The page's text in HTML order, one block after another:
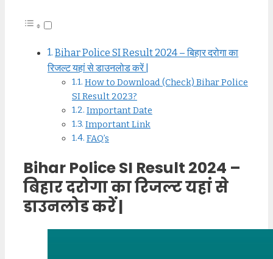
Bihar Police SI Result 2024 – बिहार दरोगा का
रिजल्ट यहां से डाउनलोड करें |
How to Download (Check) Bihar Police
SI Result 2023?
Important Date
Important Link
FAQ’s
Bihar Police SI Result 2024 –
बिहार दरोगा का रिजल्ट यहां से
डाउनलोड करें |